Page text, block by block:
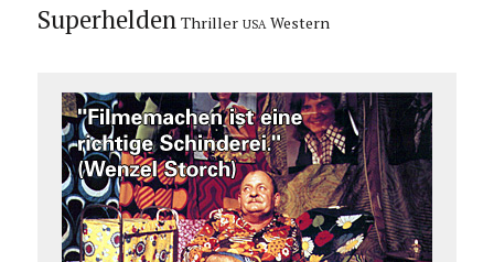
Superhelden Thriller USA Western